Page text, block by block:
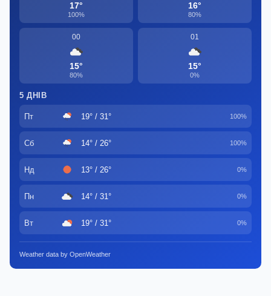
17°
100%
16°
80%
00
15°
80%
01
15°
0%
5 ДНІВ
Пт 19° / 31° 100%
Сб 14° / 26° 100%
Нд 13° / 26° 0%
Пн 14° / 31° 0%
Вт 19° / 31° 0%
Weather data by OpenWeather